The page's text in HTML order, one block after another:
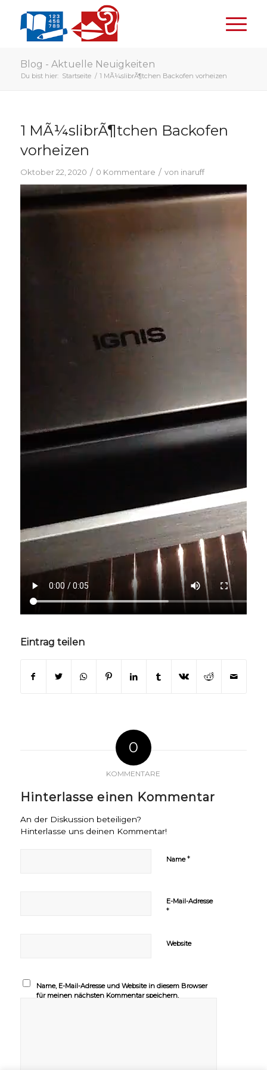
Blog - Aktuelle Neuigkeiten
Du bist hier: Startseite / 1 MÃ¼slibrÃ¶tchen Backofen vorheizen
1 MÃ¼slibrÃ¶tchen Backofen
vorheizen
Oktober 22, 2020 / 0 Kommentare / von inaruff
Eintrag teilen
0
KOMMENTARE
Hinterlasse einen Kommentar
An der Diskussion beteiligen?
Hinterlasse uns deinen Kommentar!
Name*
E-Mail-Adresse
*
Website
Name, E-Mail-Adresse und Website in diesem Browser
für meinen nächsten Kommentar speichern.